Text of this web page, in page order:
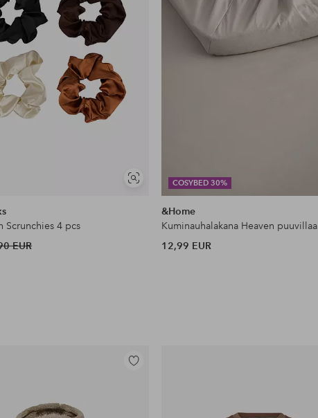
Näytä
samankaltaisia
Scrunchies 4 pcs
EUR
COSYBED 30%
&Home
Kuminauhalakana Heaven puuvillaa
12,99 EUR
Lisää